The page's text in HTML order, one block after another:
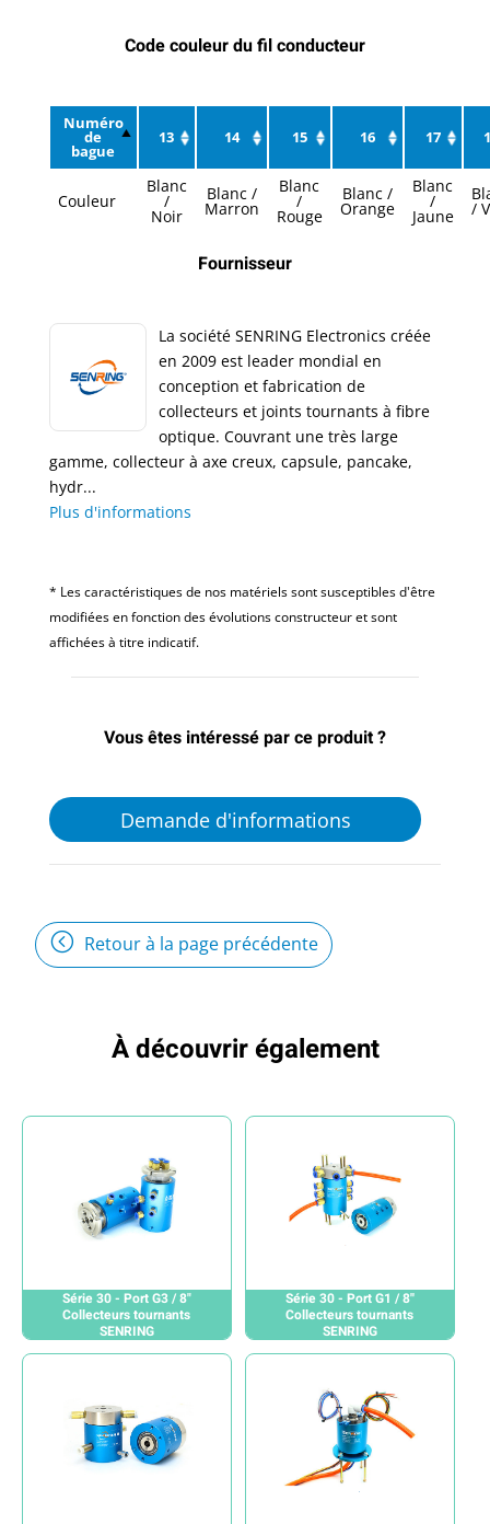
Code couleur du fil conducteur
Numéro
de
bague
13 14 15 16 17
Couleur
Blanc
/
Noir
Blanc /
Marron
Blanc
/
Rouge
Blanc /
Orange
Blanc
/
Jaune /
Fournisseur
La société SENRING Electronics créée
en 2009 est leader mondial en
conception et fabrication de
collecteurs et joints tournants à fibre
optique. Couvrant une très large
gamme, collecteur à axe creux, capsule, pancake,
hydr...
Plus d'informations
* Les caractéristiques de nos matériels sont susceptibles d'être
modifiées en fonction des évolutions constructeur et sont
affichées à titre indicatif.
Vous êtes intéressé par ce produit ?
Demande d'informations
Retour à la page précédente
À découvrir également
Série 30 - Port G3 / 8"
Collecteurs tournants
SENRING
Série 30 - Port G1 / 8''
Collecteurs tournants
SENRING